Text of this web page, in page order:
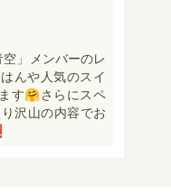
」メンバーのレ
んや人気のスイ
す🤗さらにスペ
沢山の内容でお